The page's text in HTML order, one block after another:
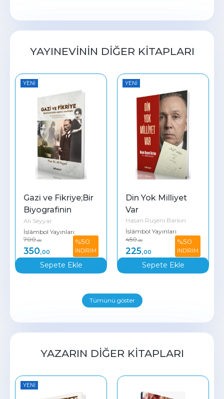
YAYINEVININ DIĞER KITAPLARI
YENI
Sepete Ekle
Gazi ve Fikriye;Bir
Biyografinin
Gizemli Anatomisi
Ali Seyyar
İslâmbol Yayınları
%50
İNDİRİM
700,00
350,00
YENI
Sepete Ekle
Din Yok Milliyet
Var
Hasan Ruşeni Barkın
İslâmbol Yayınları
%50
İNDİRİM
450,00
225,00
Tümünü göster
YAZARIN DIĞER KITAPLARI
YENI